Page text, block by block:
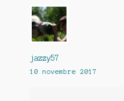
jazzy57
10 novembre 2017